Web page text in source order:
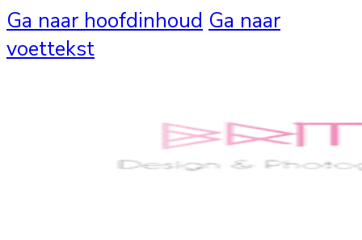
Ga naar hoofdinhoud Ga naar
voettekst